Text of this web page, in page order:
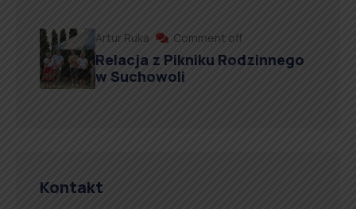
Artur Ruka Comment off
Relacja z Pikniku Rodzinnego
w Suchowoli
Kontakt